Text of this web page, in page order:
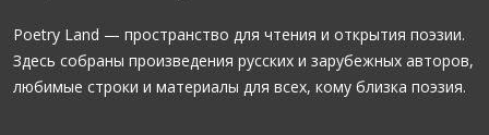
Poetry Land — пространство для чтения и открытия поэзии.
Здесь собраны произведения русских и зарубежных авторов,
любимые строки и материалы для всех, кому близка поэзия.